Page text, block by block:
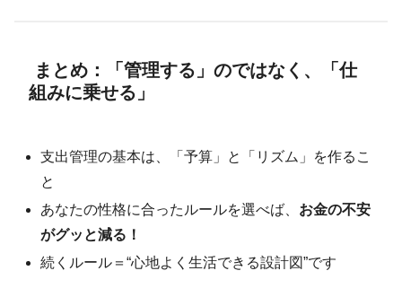
まとめ：「管理する」のではなく、「仕
組みに乗せる」
支出管理の基本は、「予算」と「リズム」を作るこ
と
あなたの性格に合ったルールを選べば、 お金の不安
がグッと減る！
続くルール＝“心地よく生活できる設計図”です